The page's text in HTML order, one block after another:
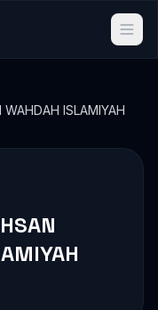
ISLAMIYAH